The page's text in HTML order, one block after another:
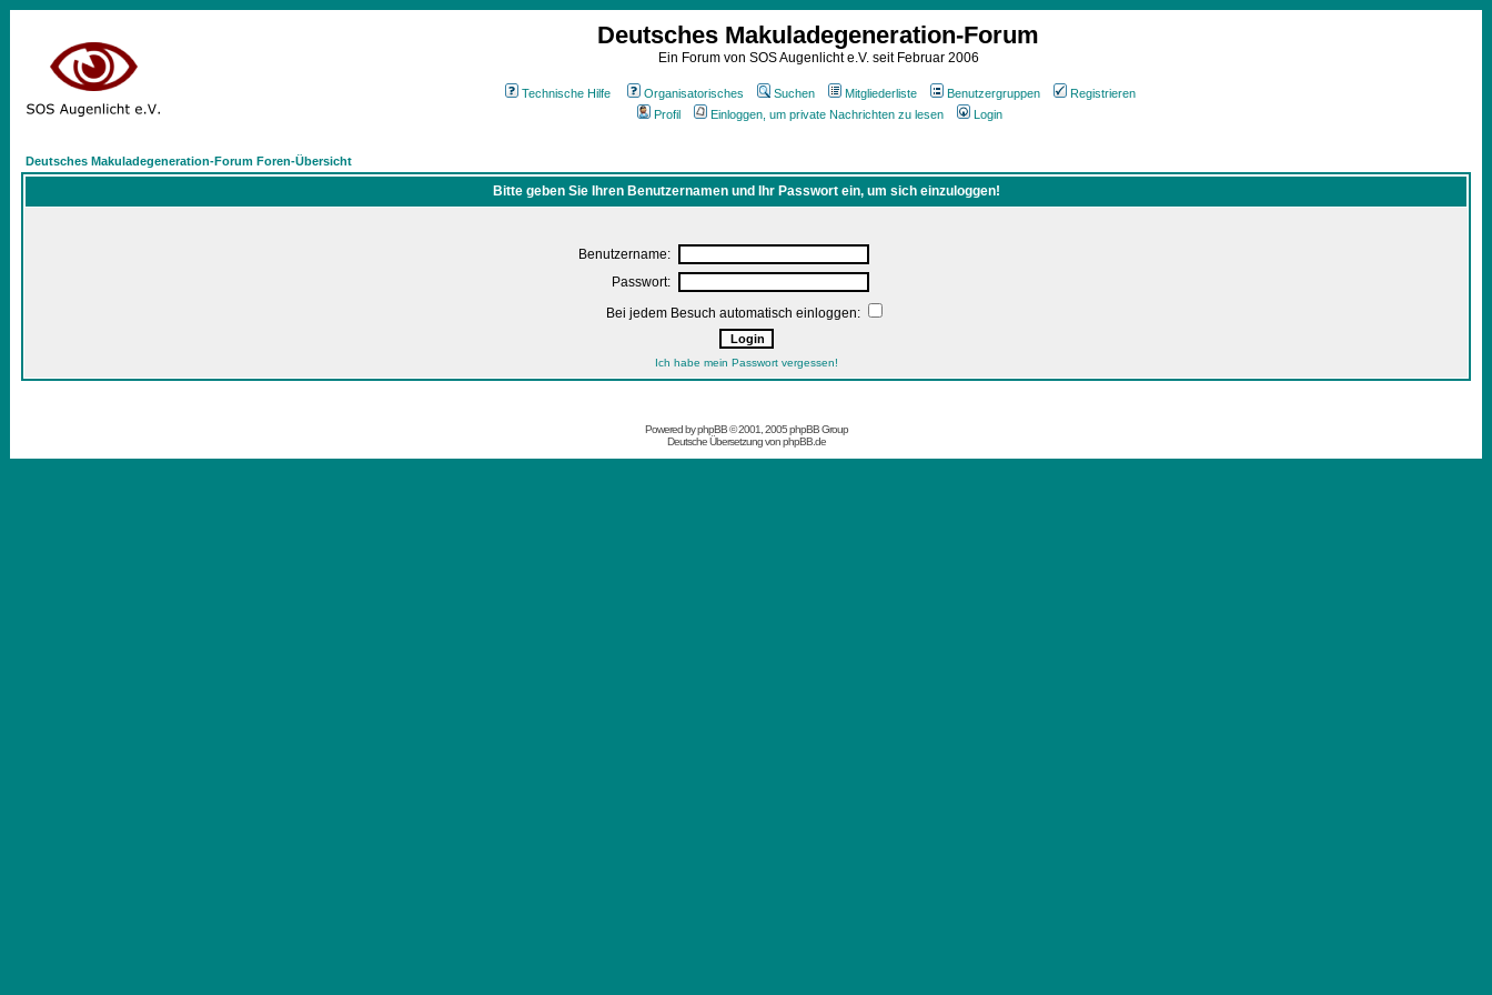
Deutsches Makuladegeneration-Forum
Ein Forum von SOS Augenlicht e.V. seit Februar 2006
Technische Hilfe Organisatorisches Suchen Mitgliederliste Benutzergruppen
Registrieren
Profil
Einloggen, um private Nachrichten zu lesen Login
Deutsches Makuladegeneration-Forum Foren-Übersicht
Bitte geben Sie Ihren Benutzernamen und Ihr Passwort ein, um sich einzuloggen!
Benutzername:
Passwort:
Bei jedem Besuch automatisch einloggen:
Ich habe mein Passwort vergessen!
Powered byphpBB© 2001, 2005 phpBB Group
Deutsche Übersetzung vonphpBB.de